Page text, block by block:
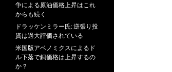
争による原油価格上昇はこれ
からも続く
ドラッケンミラー氏: 逆張り投
資は過大評価されている
米国版アベノミクスによるド
ル下落で銅価格は上昇するの
か？